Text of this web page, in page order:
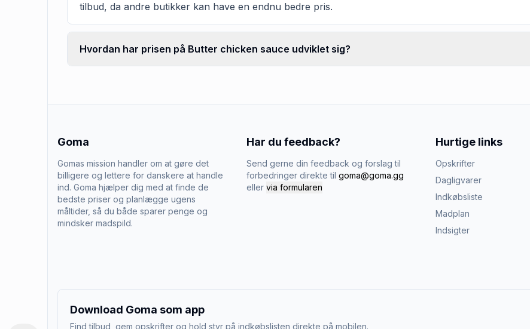
tilbud, da andre butikker kan have en endnu bedre pris.
Hvordan har prisen på Butter chicken sauce udviklet sig?
Goma
Gomas mission handler om at gøre det
billigere og lettere for danskere at handle
ind. Goma hjælper dig med at finde de
bedste priser og planlægge ugens
måltider, så du både sparer penge og
mindsker madspild.
Har du feedback?
Send gerne din feedback og forslag til
forbedringer direkte til goma@goma.gg
eller via formularen
Hurtige links
Opskrifter
Dagligvarer
Indkøbsliste
Madplan
Indsigter
Download Goma som app
Find tilbud, gem opskrifter og hold styr på indkøbslisten direkte på mobilen.